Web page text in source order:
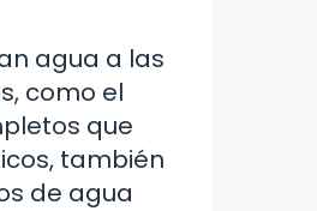
agua a las
como el
que
también
de agua